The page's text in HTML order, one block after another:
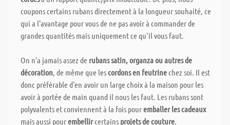
coupons certains rubans directement à la longueur souhaité, ce
qui a l'avantage pour vous de ne pas avoir à commander de
grandes quantités mais uniquement ce qu'il vous faut.
On n'a jamais assez de rubans satin, organza ou autres de
décoration, de même que lescordons en feutrinechez soi. Il est
donc préférable d'en avoir un large choix à la maison pour les
avoir à portée de main quand il nous les faut. Les rubans sont
polyvalents et conviennent à la fois pouremballer les cadeaux
mais aussi pourembellircertains projets de couture.